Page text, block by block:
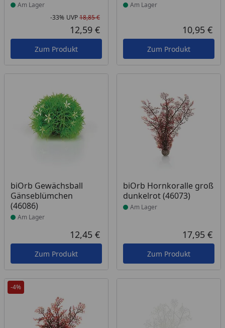
Am Lager
Rabatt in Prozent
-33%
Ursprünglicher Preis
UVP18,85 €
Aktueller Preis
12,59 €
Zum Produkt
Am Lager
10,95 €
Zum Produkt
biOrb Gewächsball
Gänseblümchen
(46086)
Produkt am Lager
Am Lager
Aktueller Preis
12,45 €
Zum Produkt
biOrb Hornkoralle groß
dunkelrot (46073)
Produkt am Lager
Am Lager
17,95 €
Zum Produkt
-4%